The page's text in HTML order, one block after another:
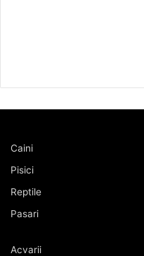
Caini
Pisici
Reptile
Pasari
Acvarii